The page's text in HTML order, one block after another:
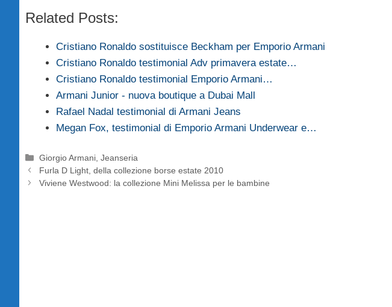
Related Posts:
Cristiano Ronaldo sostituisce Beckham per Emporio Armani
Cristiano Ronaldo testimonial Adv primavera estate…
Cristiano Ronaldo testimonial Emporio Armani…
Armani Junior - nuova boutique a Dubai Mall
Rafael Nadal testimonial di Armani Jeans
Megan Fox, testimonial di Emporio Armani Underwear e…
Categorie
Giorgio Armani ,Jeanseria
Furla D Light, della collezione borse estate 2010
Viviene Westwood: la collezione Mini Melissa per le bambine